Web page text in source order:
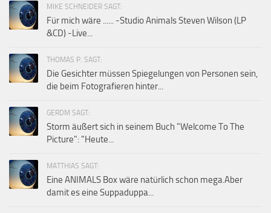
MIKE SCHNEIDER SAGT:
Für mich wäre ...... -Studio Animals Steven Wilson (LP
&CD) -Live...
THOMAS P. SAGT:
Die Gesichter müssen Spiegelungen von Personen sein,
die beim Fotografieren hinter...
GERDM SAGT:
Storm äußert sich in seinem Buch "Welcome To The
Picture": "Heute...
MATTHIAS SAGT:
Eine ANIMALS Box wäre natürlich schon mega.Aber
damit es eine Suppaduppa...